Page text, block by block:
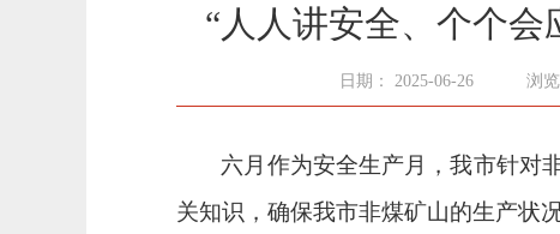
“人人讲安全、个个
日期： 2025-06-26 浏
六月作为安全生产月，我市针对
关知识，确保我市非煤矿山的生产状